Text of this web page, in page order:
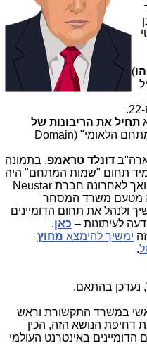
)
תחיל את הריבונות של
הלאומי" (Domain
ארה"ב דונלד טראמפ, בתמונה
תחום "שמות המתחם" היה
לאחרונה חברת Neustar
מטעם משרד המסחר
ולנהל את תחום הדומיינים
לעיתונות – כאן.
ימשיך להימצא מחוץ
.
נעדכן בהתאם.
במשרד התקשורת וראש
הנושא הזה, הכין
באינטרנט העולמי